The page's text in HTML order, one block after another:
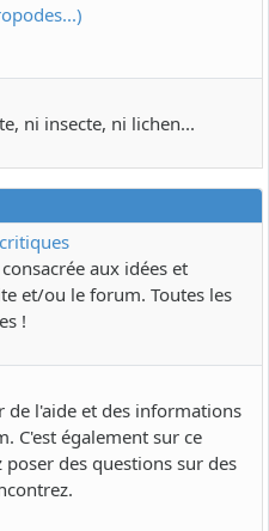
ni insecte, ni lichen...
aux idées et
et/ou le forum. Toutes les
!
de l'aide et des informations
C'est également sur ce
des questions sur des